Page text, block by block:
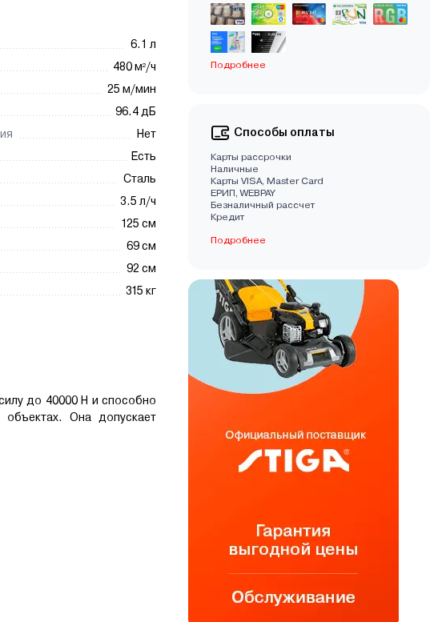
6.1 л
480 м²/ч
25 м/мин
96.4 дБ
Нет
Есть
Сталь
3.5 л/ч
125 cм
69 cм
92 cм
315 кг
до 40000 Н и способно
Она допускает
Подробнее
Способы оплаты
Карты рассрочки
Наличные
Карты VISA, Master Card
EРИП, WEBPAY
Безналичный рассчет
Кредит
Подробнее